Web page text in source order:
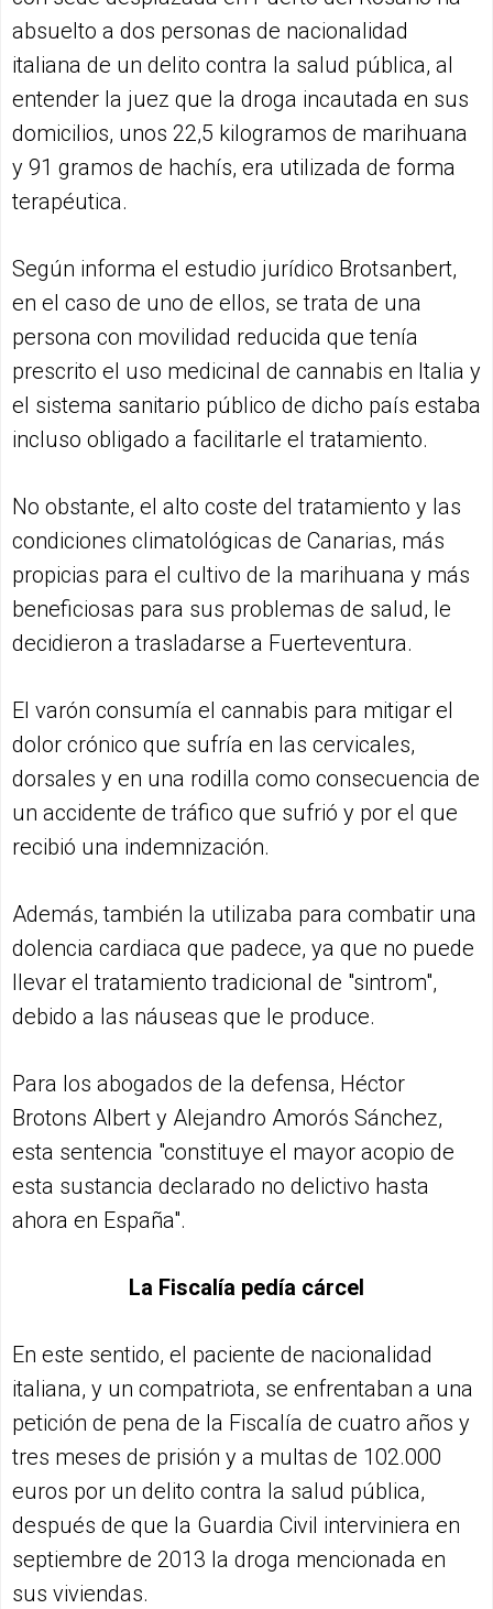
absuelto a dos personas de nacionalidad
italiana de un delito contra la salud pública, al
entender la juez que la droga incautada en sus
domicilios, unos 22,5 kilogramos de marihuana
y 91 gramos de hachís, era utilizada de forma
terapéutica.
Según informa el estudio jurídico Brotsanbert,
en el caso de uno de ellos, se trata de una
persona con movilidad reducida que tenía
prescrito el uso medicinal de cannabis en Italia y
el sistema sanitario público de dicho país estaba
incluso obligado a facilitarle el tratamiento.
No obstante, el alto coste del tratamiento y las
condiciones climatológicas de Canarias, más
propicias para el cultivo de la marihuana y más
beneficiosas para sus problemas de salud, le
decidieron a trasladarse a Fuerteventura.
El varón consumía el cannabis para mitigar el
dolor crónico que sufría en las cervicales,
dorsales y en una rodilla como consecuencia de
un accidente de tráfico que sufrió y por el que
recibió una indemnización.
Además, también la utilizaba para combatir una
dolencia cardiaca que padece, ya que no puede
llevar el tratamiento tradicional de "sintrom",
debido a las náuseas que le produce.
Para los abogados de la defensa, Héctor
Brotons Albert y Alejandro Amorós Sánchez,
esta sentencia "constituye el mayor acopio de
esta sustancia declarado no delictivo hasta
ahora en España".
La Fiscalía pedía cárcel
En este sentido, el paciente de nacionalidad
italiana, y un compatriota, se enfrentaban a una
petición de pena de la Fiscalía de cuatro años y
tres meses de prisión y a multas de 102.000
euros por un delito contra la salud pública,
después de que la Guardia Civil interviniera en
septiembre de 2013 la droga mencionada en
sus viviendas.